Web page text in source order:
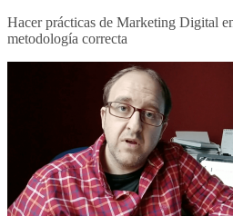
Hacer prácticas de Marketing Digital
metodología correcta